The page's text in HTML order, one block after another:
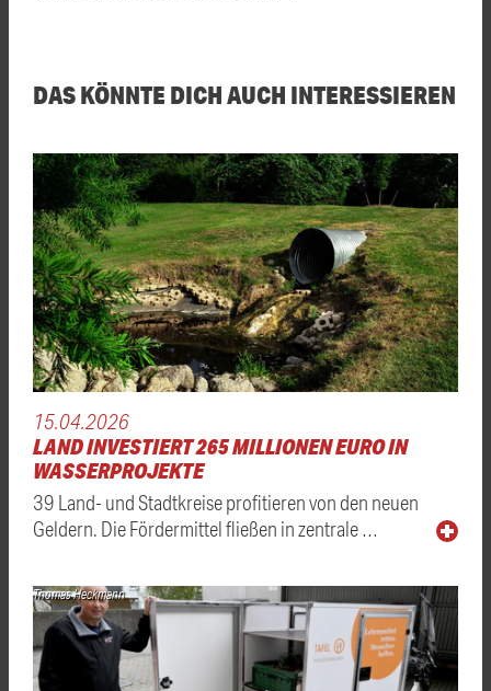
DAS KÖNNTE DICH AUCH INTERESSIEREN
15.04.2026
LAND INVESTIERT 265 MILLIONEN EURO IN
WASSERPROJEKTE
39 Land- und Stadtkreise profitieren von den neuen
Geldern. Die Fördermittel fließen in zentrale …
Thomas Heckmann